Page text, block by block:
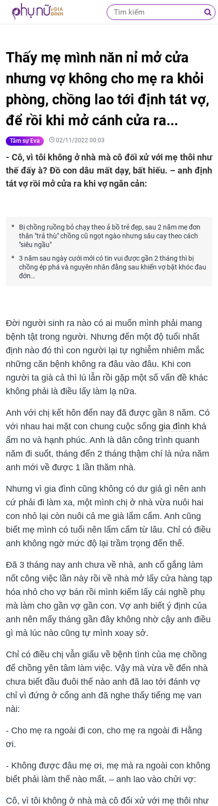
Thấy mẹ mình năn nỉ mở cửa
nhưng vợ không cho mẹ ra khỏi
phòng, chồng lao tới định tát vợ,
để rồi khi mở cánh cửa ra...
Tâm sự Eva 02/11/2022 00:03
- Cô, vì tôi không ở nhà mà cô đối xử với mẹ thôi như
thế đấy à? Đồ con dâu mất dạy, bất hiếu. – anh định
tát vợ rồi mở cửa ra khi vợ ngăn cản:
Bị chồng ruồng bỏ chạy theo ả bồ trẻ đẹp, sau 2 năm mẹ đơn
thân "trả thù" chồng cũ ngọt ngào nhưng sâu cay theo cách
"siêu ngầu"
3 năm sau ngày cưới mới có tin vui được gần 2 tháng thì bị
chồng ép phá và nguyên nhân đằng sau khiến vợ bật khóc đau
đớn…
Đời người sinh ra nào có ai muốn mình phải mang
bệnh tật trong người. Nhưng đến một độ tuổi nhất
định nào đó thì con người lại tự nghiễm nhiêm mắc
những căn bệnh không ra đâu vào đâu. Khi con
người ta già cả thì lú lẫn rồi gặp một số vấn đề khác
không phải là điều lấy làm lạ nữa.
Anh với chị kết hôn đến nay đã được gần 8 năm. Có
với nhau hai mặt con chung cuộc sống gia đình khá
ấm no và hạnh phúc. Anh là dân công trình quanh
năm đi suốt, tháng đến 2 tháng thậm chí là nửa năm
anh mới về được 1 lần thăm nhà.
Nhưng vì gia đình cũng không có dư giả gì nên anh
cứ phải đi làm xa, một mình chị ở nhà vừa nuôi hai
con nhỏ lại còn nuôi cả me già lẩm cẩm. Anh cũng
biết mẹ mình có tuổi nên lẩm cẩm từ lâu. Chỉ có điều
anh không ngờ mức độ lại trầm trọng đến thế.
Đã 3 tháng nay anh chưa về nhà, anh cố gắng làm
nốt công việc lần này rồi về nhà mở lấy cửa hàng tạp
hóa nhỏ cho vợ bán rồi mình kiếm lấy cái nghề phụ
mà làm cho gần vợ gần con. Vợ anh biết ý định của
anh nên mấy tháng gần đây không nhờ cậy anh điều
gì mà lúc nào cũng tự mình xoay sở.
Chỉ có điều chị vẫn giấu về bệnh tình của mẹ chồng
để chồng yên tâm làm việc. Vậy mà vừa về đến nhà
chưa biết đầu đuôi thế nào anh đã lao tới đánh vợ
chỉ vì đứng ở cổng anh đã nghe thấy tiếng mẹ van
nài:
- Cho mẹ ra ngoài đi con, cho mẹ ra ngoài đi Hằng
ơi.
- Không được đâu mẹ ơi, mẹ mà ra ngoài con không
biết phải làm thế nào mất. – anh lao vào chửi vợ:
Cô, vì tôi không ở nhà mà cô đối xử với mẹ thôi như